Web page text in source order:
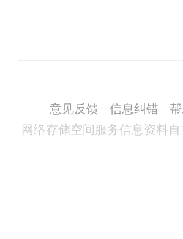
意见反馈 信息纠错
网络存储空间服务信息资料